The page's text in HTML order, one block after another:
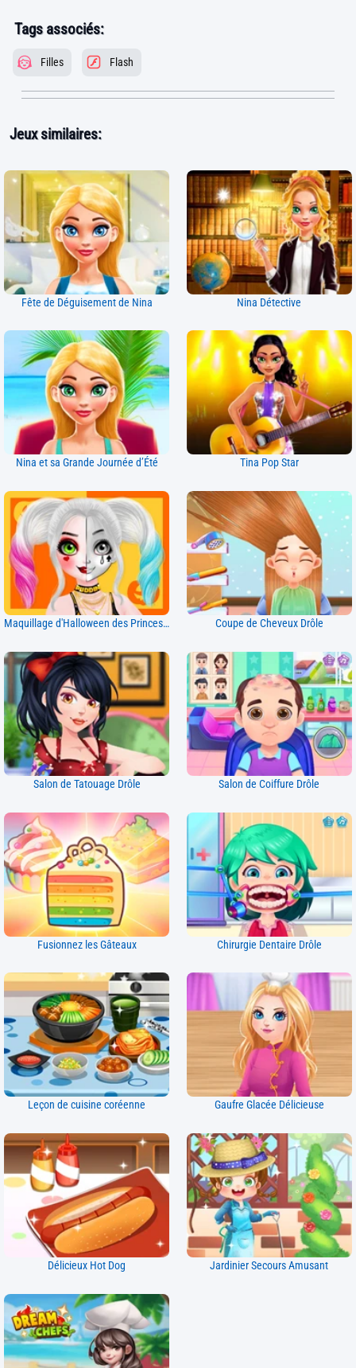
Tags associés:
Filles Flash
Jeux similaires:
Fête de Déguisement de Nina Nina Détective
Nina et sa Grande Journée d’Été Tina Pop Star
Maquillage d'Halloween des Princesses Coupe de Cheveux Drôle
Salon de Tatouage Drôle Salon de Coiffure Drôle
Fusionnez les Gâteaux Chirurgie Dentaire Drôle
Leçon de cuisine coréenne Gaufre Glacée Délicieuse
Délicieux Hot Dog Jardinier Secours Amusant